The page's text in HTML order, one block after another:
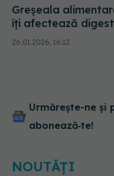
Greșeala
îți afectează
sănătatea pe
26.01.2026, 16:12
Urmărește-ne și
abonează‑te!
NOUTĂȚI